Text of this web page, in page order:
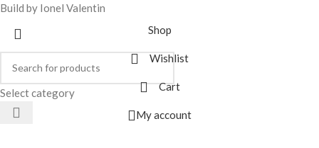
Build by Ionel Valentin
Select category
Shop
Wishlist
Cart
My account